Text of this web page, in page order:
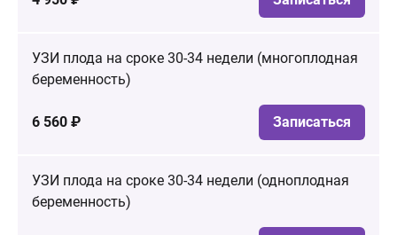
УЗИ плода на сроке 30-34 недели (многоплодная
беременность)
6 560 ₽ Записаться
УЗИ плода на сроке 30-34 недели (одноплодная
беременность)